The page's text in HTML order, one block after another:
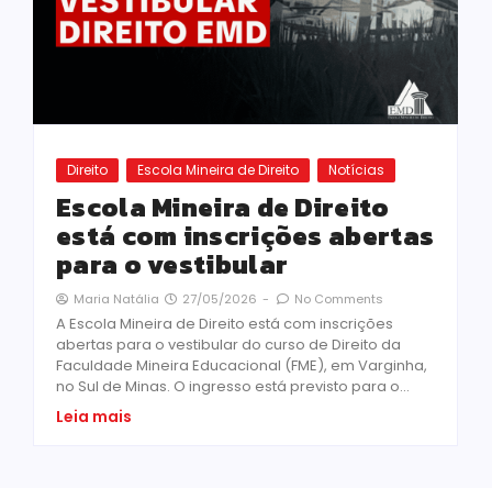
Direito Escola Mineira de Direito Notícias
Escola Mineira de Direito
está com inscrições abertas
para o vestibular
Maria Natália 27/05/2026 - No Comments
A Escola Mineira de Direito está com inscrições
abertas para o vestibular do curso de Direito da
Faculdade Mineira Educacional (FME), em Varginha,
no Sul de Minas. O ingresso está previsto para o...
Leia mais